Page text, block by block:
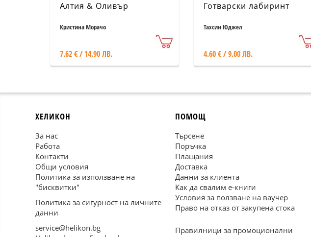
Алтия & Оливър
Кристина Морачо
7.62 € / 14.90 ЛВ.
Готварски лабиринт
Тахсин Юджел
4.60 € / 9.00 ЛВ.
ХЕЛИКОН
За нас
Работа
Контакти
Общи условия
Политика за използване на
"бисквитки"
Политика за сигурност на личните
данни
service@helikon.bg
ПОМОЩ
Търсене
Поръчка
Плащания
Доставка
Данни за клиента
Как да свалим е-книги
Условия за ползване на ваучер
Право на отказ от закупена стока
Правилници за промоционални